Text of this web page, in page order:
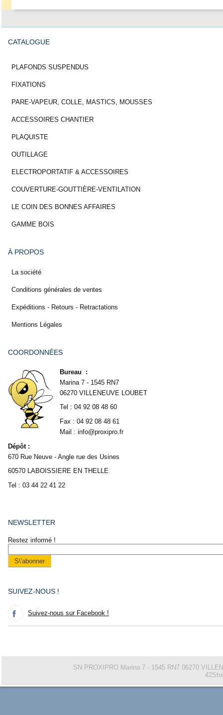
CATALOGUE
PLAFONDS SUSPENDUS
FIXATIONS
PARE-VAPEUR, COLLE, MASTICS, MOUSSES
ACCESSOIRES CHANTIER
PLAQUISTE
OUTILLAGE
ELECTROPORTATIF & ACCESSOIRES
COUVERTURE-GOUTTIÈRE-VENTILATION
LE COIN DES BONNES AFFAIRES
GAMME BOIS
À PROPOS
La société
Conditions générales de ventes
Expéditions - Retours - Retractations
Mentions Légales
COORDONNÉES
Bureau :
Marina 7 - 1545 RN7
06270 VILLENEUVE LOUBET
Tel : 04 92 08 48 60
Fax : 04 92 08 48 61
Mail : info@proxipro.fr
Dépôt :
670 Rue Neuve - Angle rue des Usines
60570 LABOISSIERE EN THELLE
Tel : 03 44 22 41 22
NEWSLETTER
Restez informé !
SUIVEZ-NOUS !
Suivez-nous sur Facebook !
SN PROXIPRO Marina 7 - 1545 RN7 06270